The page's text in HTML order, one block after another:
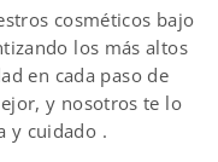
cosméticos bajo
los más altos
en cada paso de
y nosotros te lo
y cuidado .